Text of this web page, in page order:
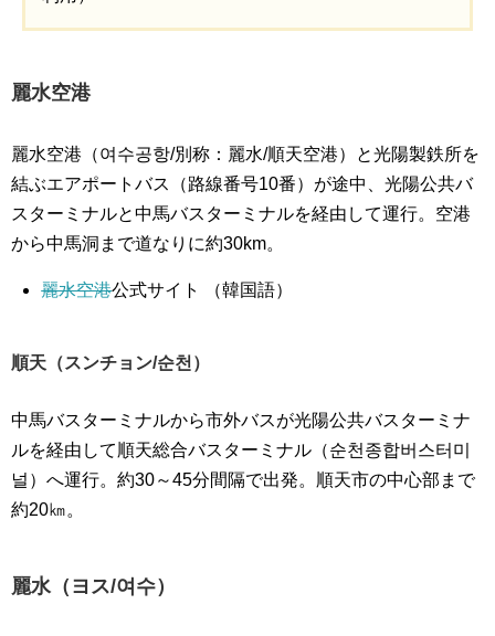
麗水空港
麗水空港（여수공항/別称：麗水/順天空港）と光陽製鉄所を
結ぶエアポートバス（路線番号10番）が途中、光陽公共バ
スターミナルと中馬バスターミナルを経由して運行。空港
から中馬洞まで道なりに約30km。
麗水空港公式サイト （韓国語）
順天（スンチョン/순천）
中馬バスターミナルから市外バスが光陽公共バスターミナ
ルを経由して順天総合バスターミナル（순천종합버스터미
널）へ運行。約30～45分間隔で出発。順天市の中心部まで
約20㎞。
麗水（ヨス/여수）